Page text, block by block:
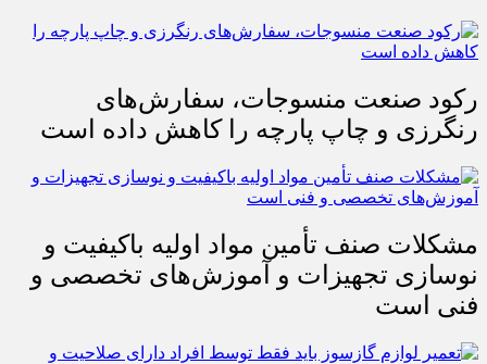
رکود صنعت منسوجات، سفارش‌های
رنگرزی و چاپ پارچه را کاهش داده است
مشکلات صنف تأمین مواد اولیه باکیفیت و
نوسازی تجهیزات و آموزش‌های تخصصی و
فنی است